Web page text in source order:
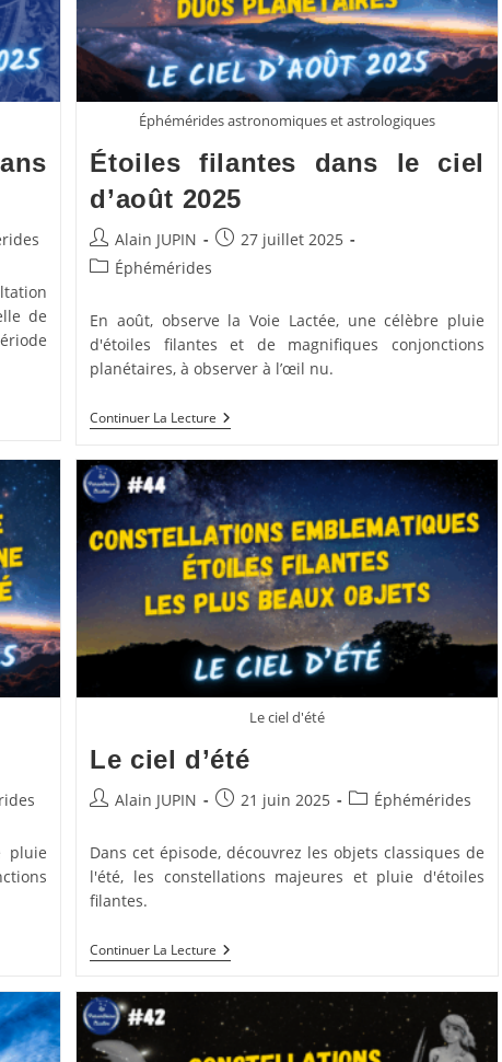
de
Éphémérides astronomiques et astrologiques
Étoiles filantes dans le ciel
d’août 2025
Auteur/autrice
de
Alain JUPIN
Publication
27 juillet 2025
PostÉphémérides
En août, observe la Voie Lactée, une célèbre pluie
d'étoiles filantes et de magnifiques conjonctions
planétaires, à observer à l’œil nu.
Continuer La Lecture Étoiles
Filantes
Le
Ciel
D’août
2025
pluie
Le ciel d'été
Le ciel d’été
Auteur/autrice
la
publication :
Alain JUPIN
Publication
21 juin 2025
PostÉphémérides
Dans cet épisode, découvrez les objets classiques de
l'été, les constellations majeures et pluie d'étoiles
filantes.
Continuer La Lecture Le
Ciel